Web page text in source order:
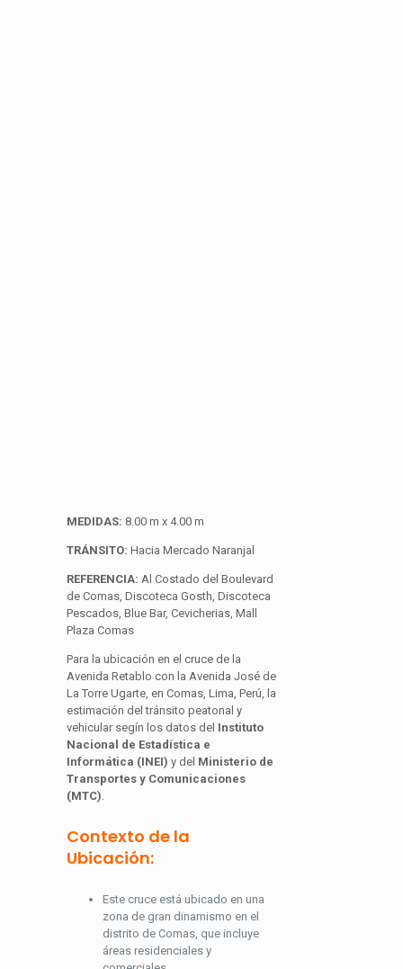
MEDIDAS: 8.00 m x 4.00 m
TRÁNSITO: Hacia Mercado Naranjal
REFERENCIA: Al Costado del Boulevard
de Comas, Discoteca Gosth, Discoteca
Pescados, Blue Bar, Cevicherias, Mall
Plaza Comas
Para la ubicación en el cruce de la
Avenida Retablo con la Avenida José de
La Torre Ugarte, en Comas, Lima, Perú, la
estimación del tránsito peatonal y
vehicular segín los datos del Instituto
Nacional de Estadística e
Informática (INEI) y del Ministerio de
Transportes y Comunicaciones
(MTC).
Contexto de la
Ubicación:
Este cruce está ubicado en una
zona de gran dinamismo en el
distrito de Comas, que incluye
áreas residenciales y